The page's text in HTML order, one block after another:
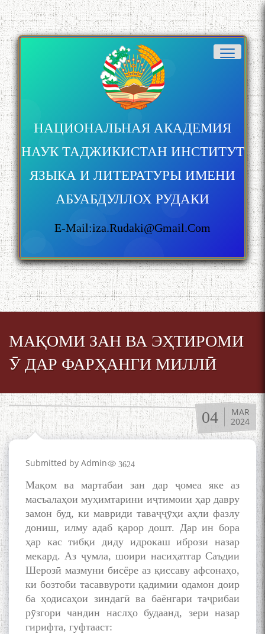
НАЦИОНАЛЬНАЯ АКАДЕМИЯ
НАУК ТАДЖИКИСТАН ИНСТИТУТ
ЯЗЫКА И ЛИТЕРАТУРЫ ИМЕНИ
АБУАБДУЛЛОХ РУДАКИ
E-Mail:iza.rudaki@gmail.com
МАҚОМИ ЗАН ВА ЭҲТИРОМИ
Ӯ ДАР ФАРҲАНГИ МИЛЛӢ
04
MAR
2024
Submitted by Admin 3624
Мақом ва мартабаи зан дар ҷомеа яке аз
масъалаҳои муҳимтарини иҷтимоии ҳар давру
замон буд, ки мавриди таваҷҷӯҳи аҳли фазлу
дониш, илму адаб қарор дошт. Дар ин бора
ҳар кас тибқи диду идрокаш ибрози назар
мекард. Аз ҷумла, шоири насиҳатгар Саъдии
Шерозӣ мазмуни бисёре аз қиссаву афсонаҳо,
ки бозтоби тасаввуроти қадимии одамон доир
ба ҳодисаҳои зиндагӣ ва баёнгари таҷрибаи
рӯзгори чандин наслҳо будаанд, зери назар
гирифта, гуфтааст: